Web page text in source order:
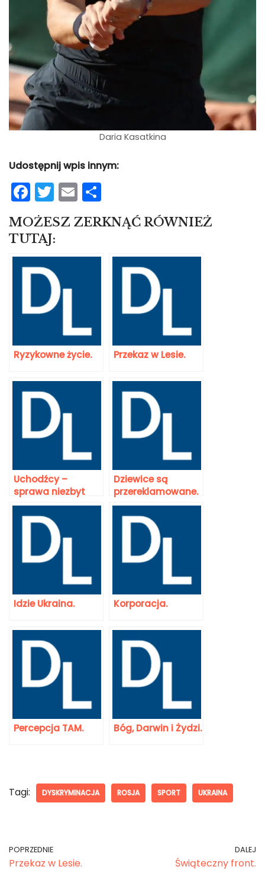
Daria Kasatkina
Udostępnij wpis innym:
F
a
c
e
b
o
T
w
itt
er
E
m
ai
h
ar
MOŻESZ ZERKNĄĆ RÓWNIEŻ
TUTAJ:
Ryzykowne życie. Przekaz w Lesie.
Uchodźcy –
sprawa niezbyt
prosta.
Dziewice są
przereklamowane.
Idzie Ukraina. Korporacja.
Percepcja TAM. Bóg, Darwin i Żydzi.
Tagi: DYSKRYMINACJA ROSJA SPORT UKRAINA
POPRZEDNIE
Przekaz w Lesie.
DALEJ
Świąteczny front.